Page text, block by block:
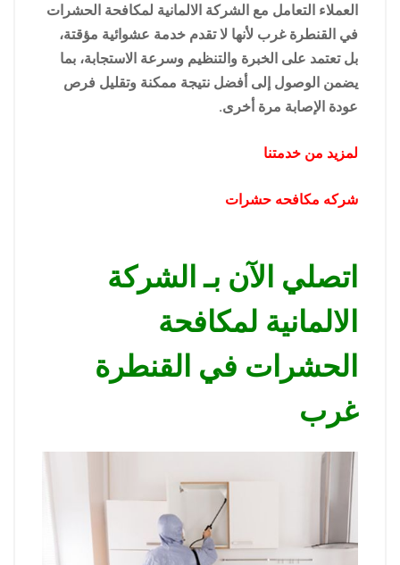
العملاء التعامل مع الشركة الالمانية لمكافحة الحشرات
في القنطرة غرب لأنها لا تقدم خدمة عشوائية مؤقتة،
بل تعتمد على الخبرة والتنظيم وسرعة الاستجابة، بما
يضمن الوصول إلى أفضل نتيجة ممكنة وتقليل فرص
عودة الإصابة مرة أخرى.
لمزيد من خدمتنا
شركه مكافحه حشرات
اتصلي الآن بـ الشركة
الالمانية لمكافحة
الحشرات في القنطرة
غرب